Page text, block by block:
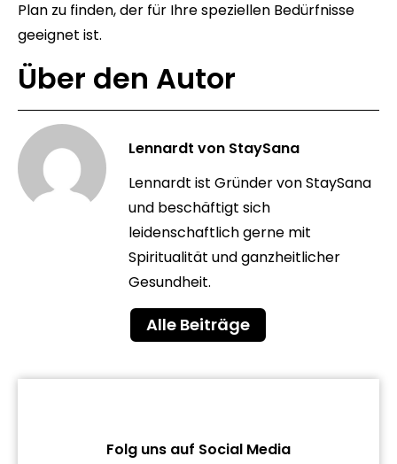
Folg uns auf Social Media
Plan zu finden, der für Ihre speziellen Bedürfnisse
geeignet ist.
Über den Autor
Lennardt von StaySana
Lennardt ist Gründer von StaySana
und beschäftigt sich
leidenschaftlich gerne mit
Spiritualität und ganzheitlicher
Gesundheit.
Alle Beiträge